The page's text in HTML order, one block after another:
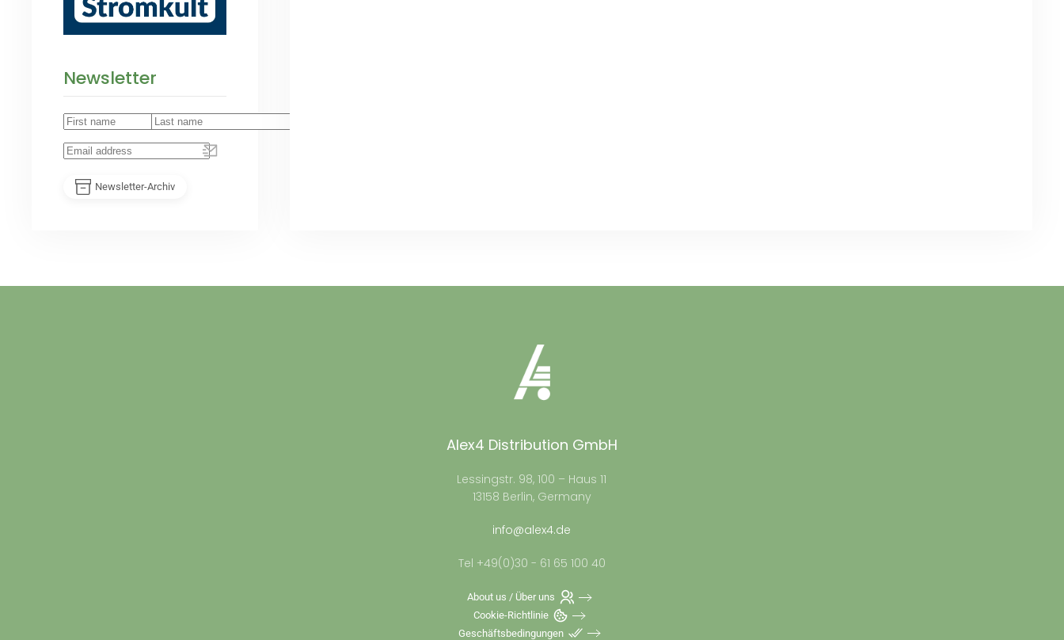
Newsletter
Newsletter-Archiv
Alex4 Distribution GmbH
Lessingstr. 98, 100 – Haus 11
13158 Berlin, Germany
info@alex4.de
Tel +49(0)30 - 61 65 100 40
About us / Über uns
Cookie-Richtlinie
Geschäftsbedingungen